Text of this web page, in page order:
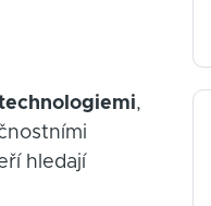
,
hledají